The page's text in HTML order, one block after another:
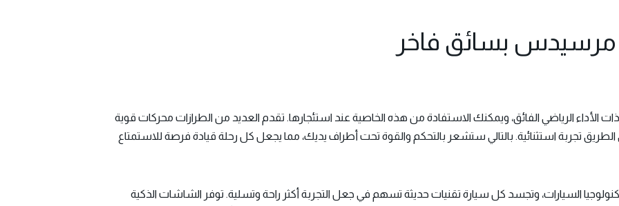
مرسيدس بسائق فاخر
الأداء الرياضي الفائق، ويمكنك الاستفادة من هذه الخاصية عند استئجارها. تقدم العديد من الطرازات محركات قوية
تجربة استثنائية. بالتالي ستشعر بالتحكم والقوة تحت أطراف يديك، مما يجعل كل رحلة قيادة فرصة للاستمتاع
السيارات، وتجسد كل سيارة تقنيات حديثة تسهم في جعل التجربة أكثر راحة وتسلية. توفر الشاشات الذكية